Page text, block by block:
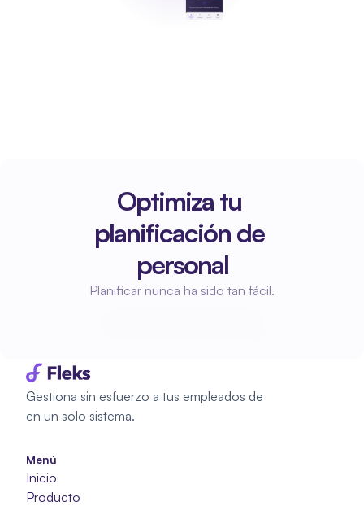
Optimiza tu
planificación de
personal
Planificar nunca ha sido tan fácil.
Gestiona sin esfuerzo a tus empleados de
en un solo sistema.
Menú
Inicio
Producto